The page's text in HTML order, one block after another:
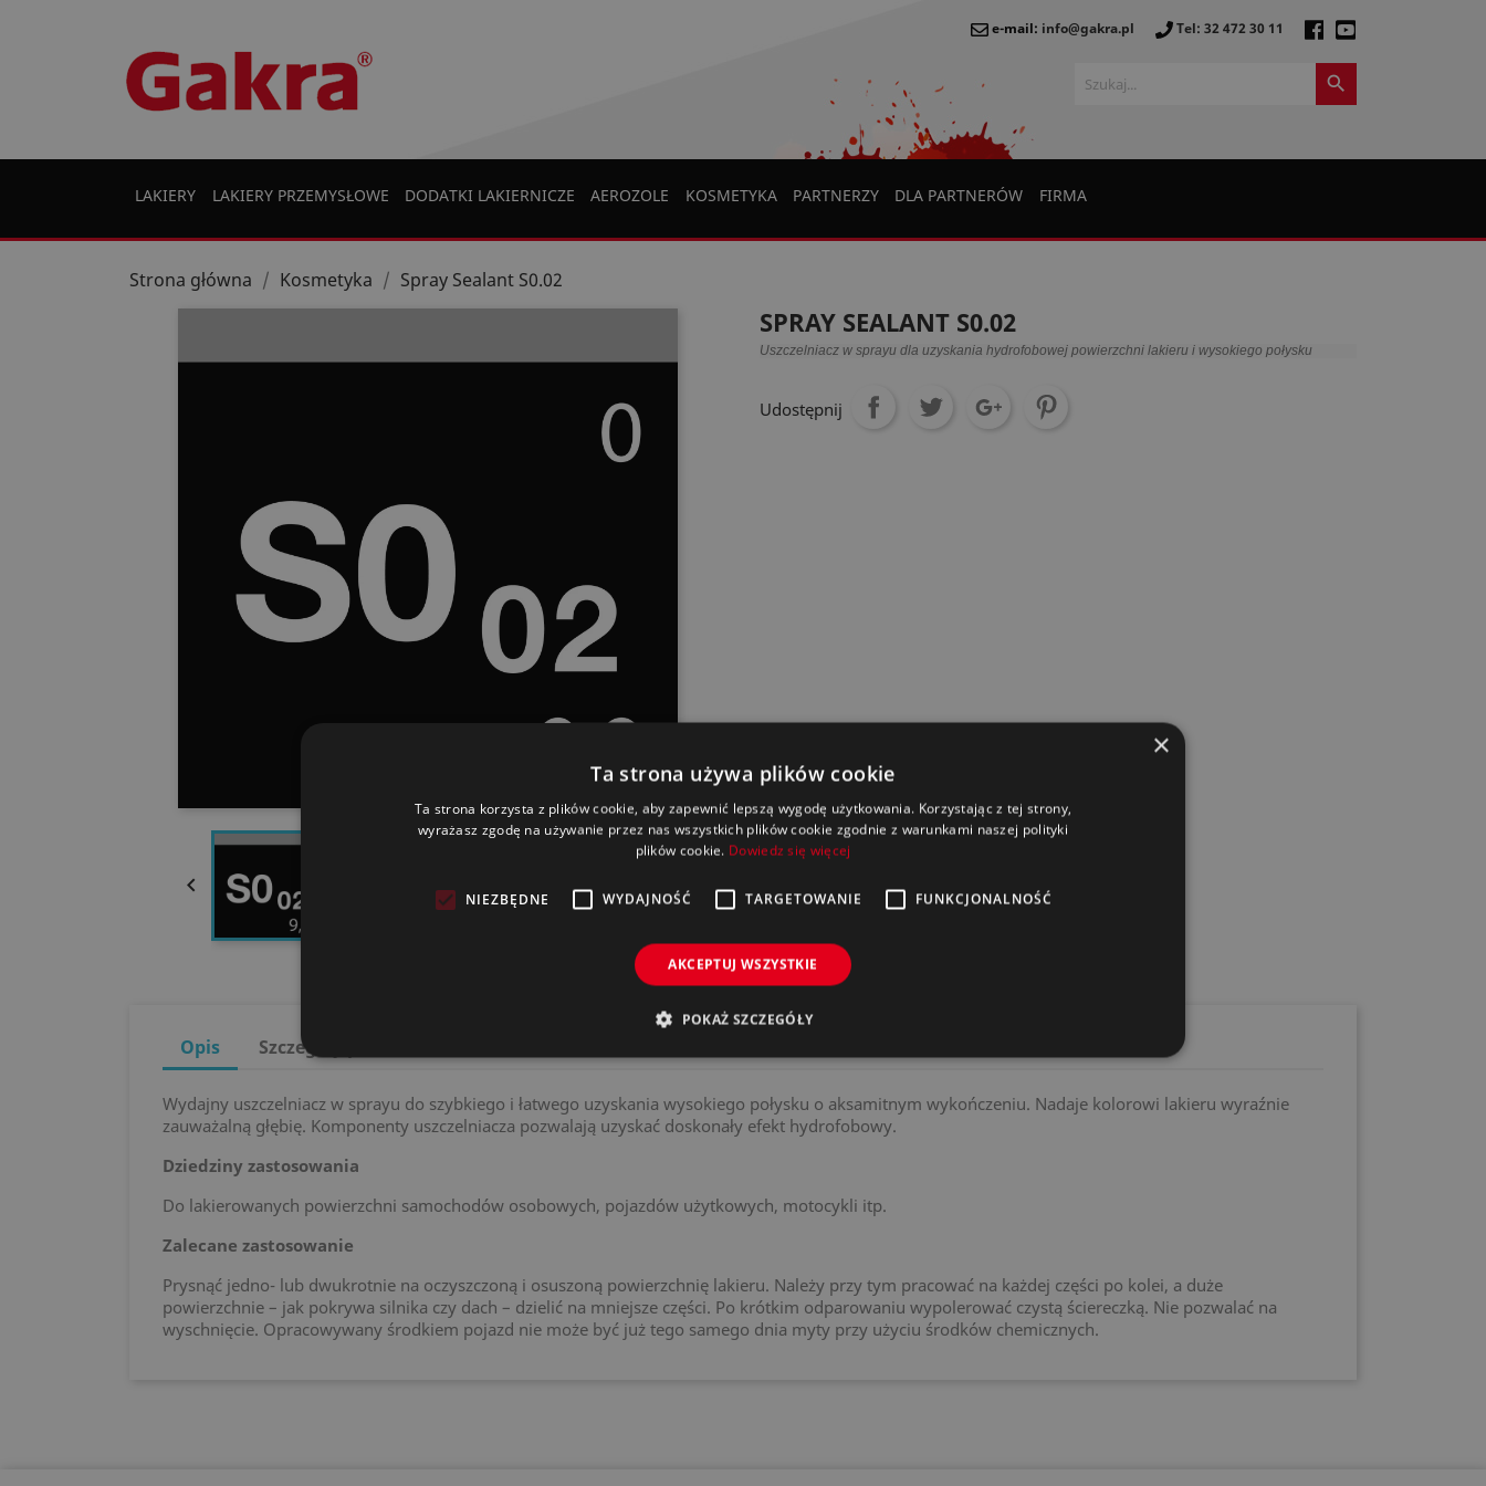
e-mail: info@gakra.pl Tel: 32 472 30 11

LAKIERY LAKIERY PRZEMYSŁOWE DODATKI LAKIERNICZE AEROZOLE KOSMETYKA PARTNERZY DLA PARTNERÓW FIRMA
Strona główna Kosmetyka Spray Sealant S0.02
 
SPRAY SEALANT S0.02
Uszczelniacz w sprayu dla uzyskania hydrofobowej powierzchni lakieru i wysokiego połysku
Udostępnij
Opis Szczegóły produktu
Wydajny uszczelniacz w sprayu do szybkiego i łatwego uzyskania wysokiego połysku o aksamitnym wykończeniu. Nadaje kolorowi lakieru wyraźnie
zauważalną głębię. Komponenty uszczelniacza pozwalają uzyskać doskonały efekt hydrofobowy.
Dziedziny zastosowania
Do lakierowanych powierzchni samochodów osobowych, pojazdów użytkowych, motocykli itp.
Zalecane zastosowanie
Prysnąć jedno- lub dwukrotnie na oczyszczoną i osuszoną powierzchnię lakieru. Należy przy tym pracować na każdej części po kolei, a duże
powierzchnie – jak pokrywa silnika czy dach – dzielić na mniejsze części. Po krótkim odparowaniu wypolerować czystą ściereczką. Nie pozwalać na
wyschnięcie. Opracowywany środkiem pojazd nie może być już tego samego dnia myty przy użyciu środków chemicznych.
×
Ta strona używa plików cookie
Ta strona korzysta z plików cookie, aby zapewnić lepszą wygodę użytkowania. Korzystając z tej strony,
wyrażasz zgodę na używanie przez nas wszystkich plików cookie zgodnie z warunkami naszej polityki
plików cookie. Dowiedz się więcej
NIEZBĘDNE WYDAJNOŚĆ TARGETOWANIE FUNKCJONALNOŚĆ
AKCEPTUJ WSZYSTKIE
POKAŻ SZCZEGÓŁY